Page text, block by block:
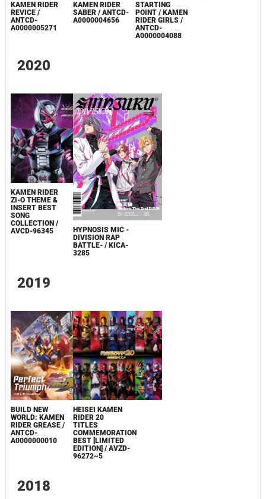
KAMEN RIDER
REVICE /
ANTCD-
A0000005271
KAMEN RIDER
SABER / ANTCD-
A0000004656
STARTING
POINT / KAMEN
RIDER GIRLS /
ANTCD-
A0000004088
2020
KAMEN RIDER
ZI-O THEME &
INSERT BEST
SONG
COLLECTION /
AVCD-96345
HYPNOSIS MIC -
DIVISION RAP
BATTLE- / KICA-
3285
2019
BUILD NEW
WORLD: KAMEN
RIDER GREASE /
ANTCD-
A0000000010
HEISEI KAMEN
RIDER 20
TITLES
COMMEMORATION
BEST [LIMITED
EDITION] / AVZD-
96272~5
2018